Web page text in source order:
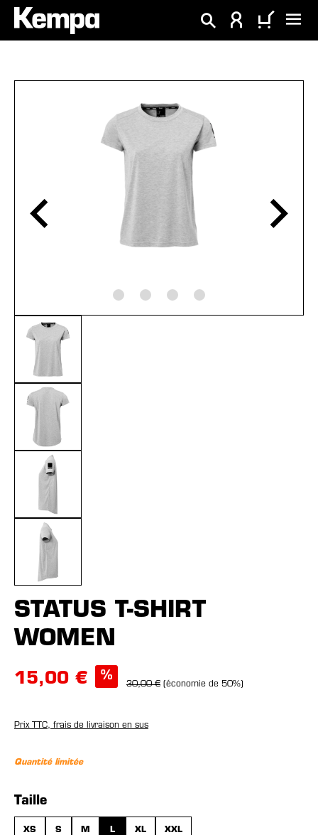
principal
STATUS T-SHIRT
WOMEN
15,00 € %
30,00 € (économie de 50%)
Prix TTC, frais de livraison en sus
Quantité limitée
Sélectionnez
Taille
XS S M L XL XXL